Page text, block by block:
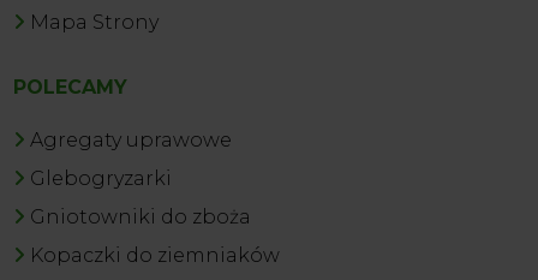
Mapa Strony
POLECAMY
Agregaty uprawowe
Glebogryzarki
Gniotowniki do zboża
Kopaczki do ziemniaków